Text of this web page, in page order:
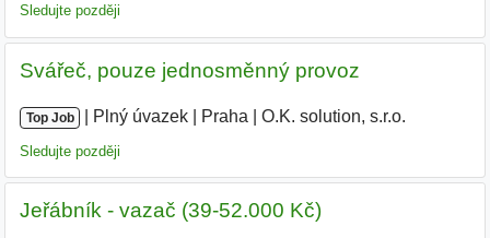
Sledujte později
Svářeč, pouze jednosměnný provoz
Top Job Plný úvazek Praha O.K. solution, s.r.o.
Sledujte později
Jeřábník - vazač (39-52.000 Kč)